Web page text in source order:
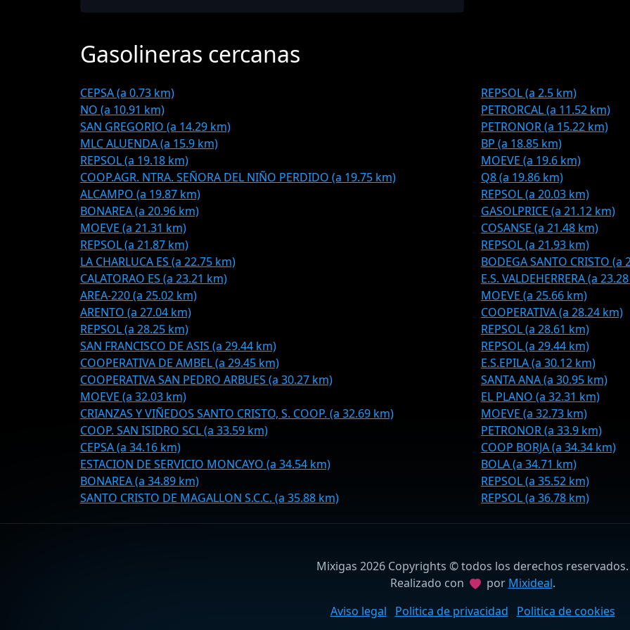
Gasolineras cercanas
CEPSA (a 0.73 km)
REPSOL (a 2.5 km)
NO (a 10.91 km)
PETRORCAL (a 11.52 km)
SAN GREGORIO (a 14.29 km)
PETRONOR (a 15.22 km)
MLC ALUENDA (a 15.9 km)
BP (a 18.85 km)
REPSOL (a 19.18 km)
MOEVE (a 19.6 km)
COOP.AGR. NTRA. SEÑORA DEL NIÑO PERDIDO (a 19.75 km)
Q8 (a 19.86 km)
ALCAMPO (a 19.87 km)
REPSOL (a 20.03 km)
BONAREA (a 20.96 km)
GASOLPRICE (a 21.12 km)
MOEVE (a 21.31 km)
COSANSE (a 21.48 km)
REPSOL (a 21.87 km)
REPSOL (a 21.93 km)
LA CHARLUCA ES (a 22.75 km)
BODEGA SANTO CRISTO (a
CALATORAO ES (a 23.21 km)
E.S. VALDEHERRERA (a
AREA-220 (a 25.02 km)
MOEVE (a 25.66 km)
ARENTO (a 27.04 km)
COOPERATIVA (a 28.24 km)
REPSOL (a 28.25 km)
REPSOL (a 28.61 km)
SAN FRANCISCO DE ASIS (a 29.44 km)
REPSOL (a 29.44 km)
COOPERATIVA DE AMBEL (a 29.45 km)
E.S.EPILA (a 30.12 km)
COOPERATIVA SAN PEDRO ARBUES (a 30.27 km)
SANTA ANA (a 30.95 km)
MOEVE (a 32.03 km)
EL PLANO (a 32.31 km)
CRIANZAS Y VIÑEDOS SANTO CRISTO, S. COOP. (a 32.69 km)
MOEVE (a 32.73 km)
COOP. SAN ISIDRO SCL (a 33.59 km)
PETRONOR (a 33.9 km)
CEPSA (a 34.16 km)
COOP BORJA (a 34.34 km)
ESTACION DE SERVICIO MONCAYO (a 34.54 km)
BOLA (a 34.71 km)
BONAREA (a 34.89 km)
REPSOL (a 35.52 km)
SANTO CRISTO DE MAGALLON S.C.C. (a 35.88 km)
REPSOL (a 36.78 km)
Mixigas 2026 Copyrights © todos los derechos reservados.
Realizado con
por Mixideal.
Aviso legal
Politica de privacidad Politica de cookies